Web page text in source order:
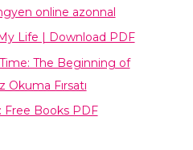
online azonnal
Life | Download PDF
The Beginning of
Fırsatı
Free Books PDF